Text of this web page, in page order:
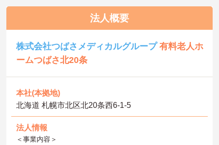
法人概要
株式会社つばさメディカルグループ有料老人ホ
ームつばさ北20条
本社(本拠地)
北海道 札幌市北区北20条西6‐1‐5
法人情報
＜事業内容＞